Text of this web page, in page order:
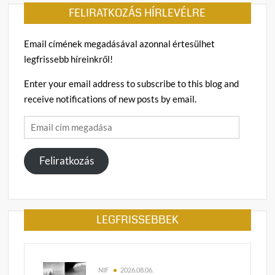
FELIRATKOZÁS HÍRLEVÉLRE
Email címének megadásával azonnal értesülhet
legfrissebb híreinkről!
Enter your email address to subscribe to this blog and
receive notifications of new posts by email.
Email
cím
megadása
Feliratkozás
LEGFRISSEBBEK
NIF 2026.08.06.